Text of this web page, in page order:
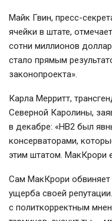
Майк Гвин, пресс-
ячейки в штате,
сотни миллионов
стало прямым
законопроекта».
Карла Мерритт,
Северной Каролины,
в декабре: «HB2 был
консерваторами,
этим штатом. МакКрори
Сам МакКрори обвиняет
ущерба своей
с политкорректным